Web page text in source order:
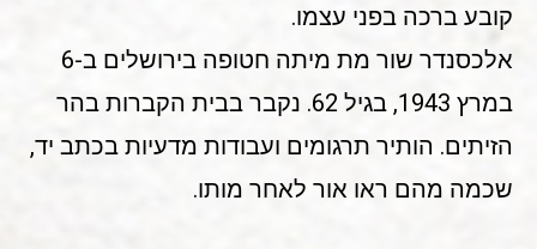
קובע ברכה בפני עצמו.
אלכסנדר שור מת מיתה חטופה בירושלים ב-6
במרץ 1943, בגיל 62. נקבר בבית הקברות בהר
הזיתים. הותיר תרגומים ועבודות מדעיות בכתב יד,
שכמה מהם ראו אור לאחר מותו.